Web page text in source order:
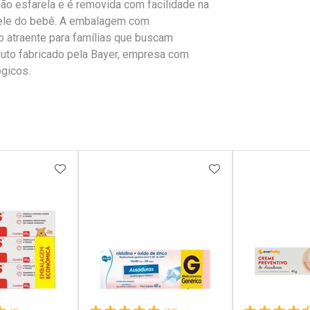
esfarela e é removida com facilidade na
do bebê. A embalagem com
para famílias que buscam
fabricado pela Bayer, empresa com
ADICIONAR AOS FAVORITOSADICIONAR AOS